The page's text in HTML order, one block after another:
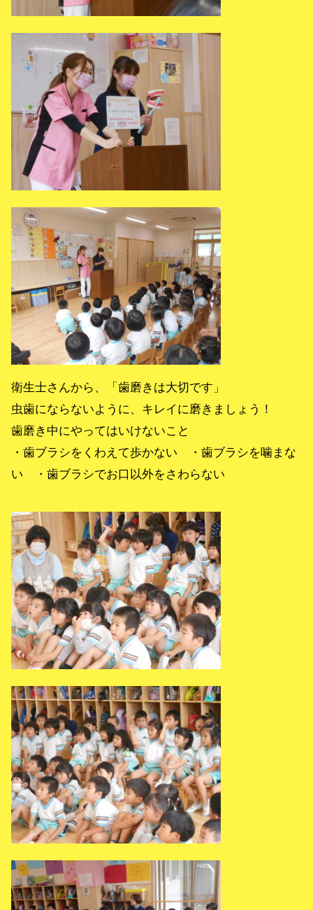
衛生士さんから、「歯磨きは大切です」
虫歯にならないように、キレイに磨きましょう！
歯磨き中にやってはいけないこと
・歯ブラシをくわえて歩かない ・歯ブラシを噛まな
い ・歯ブラシでお口以外をさわらない